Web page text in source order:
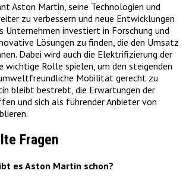
Aston Martin, seine Technologien und
zu verbessern und neue Entwicklungen
Unternehmen investiert in Forschung und
Lösungen zu finden, die den Umsatz
Dabei wird auch die Elektrifizierung der
wichtige Rolle spielen, um den steigenden
Mobilität gerecht zu
bleibt bestrebt, die Erwartungen der
und sich als führender Anbieter von
Fragen
es Aston Martin schon?